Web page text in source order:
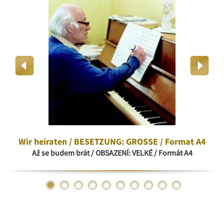
Wir heiraten / BESETZUNG: GROSSE / Format A4
Až se budem brát / OBSAZENÍ: VELKÉ / Formát A4